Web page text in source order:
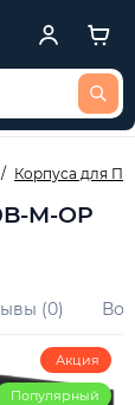
Корпуса для ПК
M-OP
(0)
Акция
Популярный